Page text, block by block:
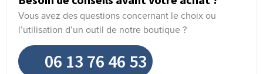
Vous avez des questions concernant le choix ou
l’utilisation d’un outil de notre boutique ?
06 13 76 46 53